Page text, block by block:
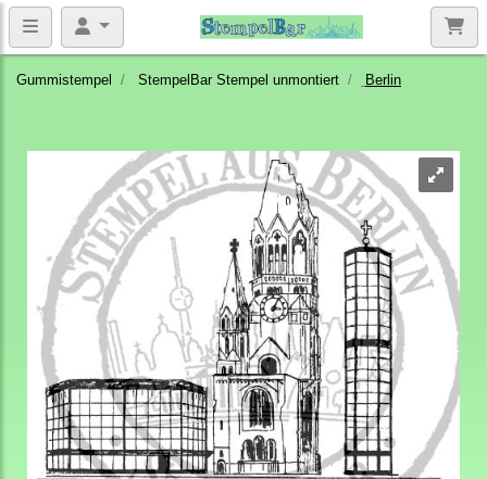
Gummistempel StempelBar Stempel unmontiert Berlin